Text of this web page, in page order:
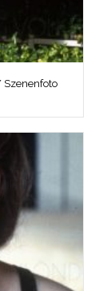
Szenenfoto